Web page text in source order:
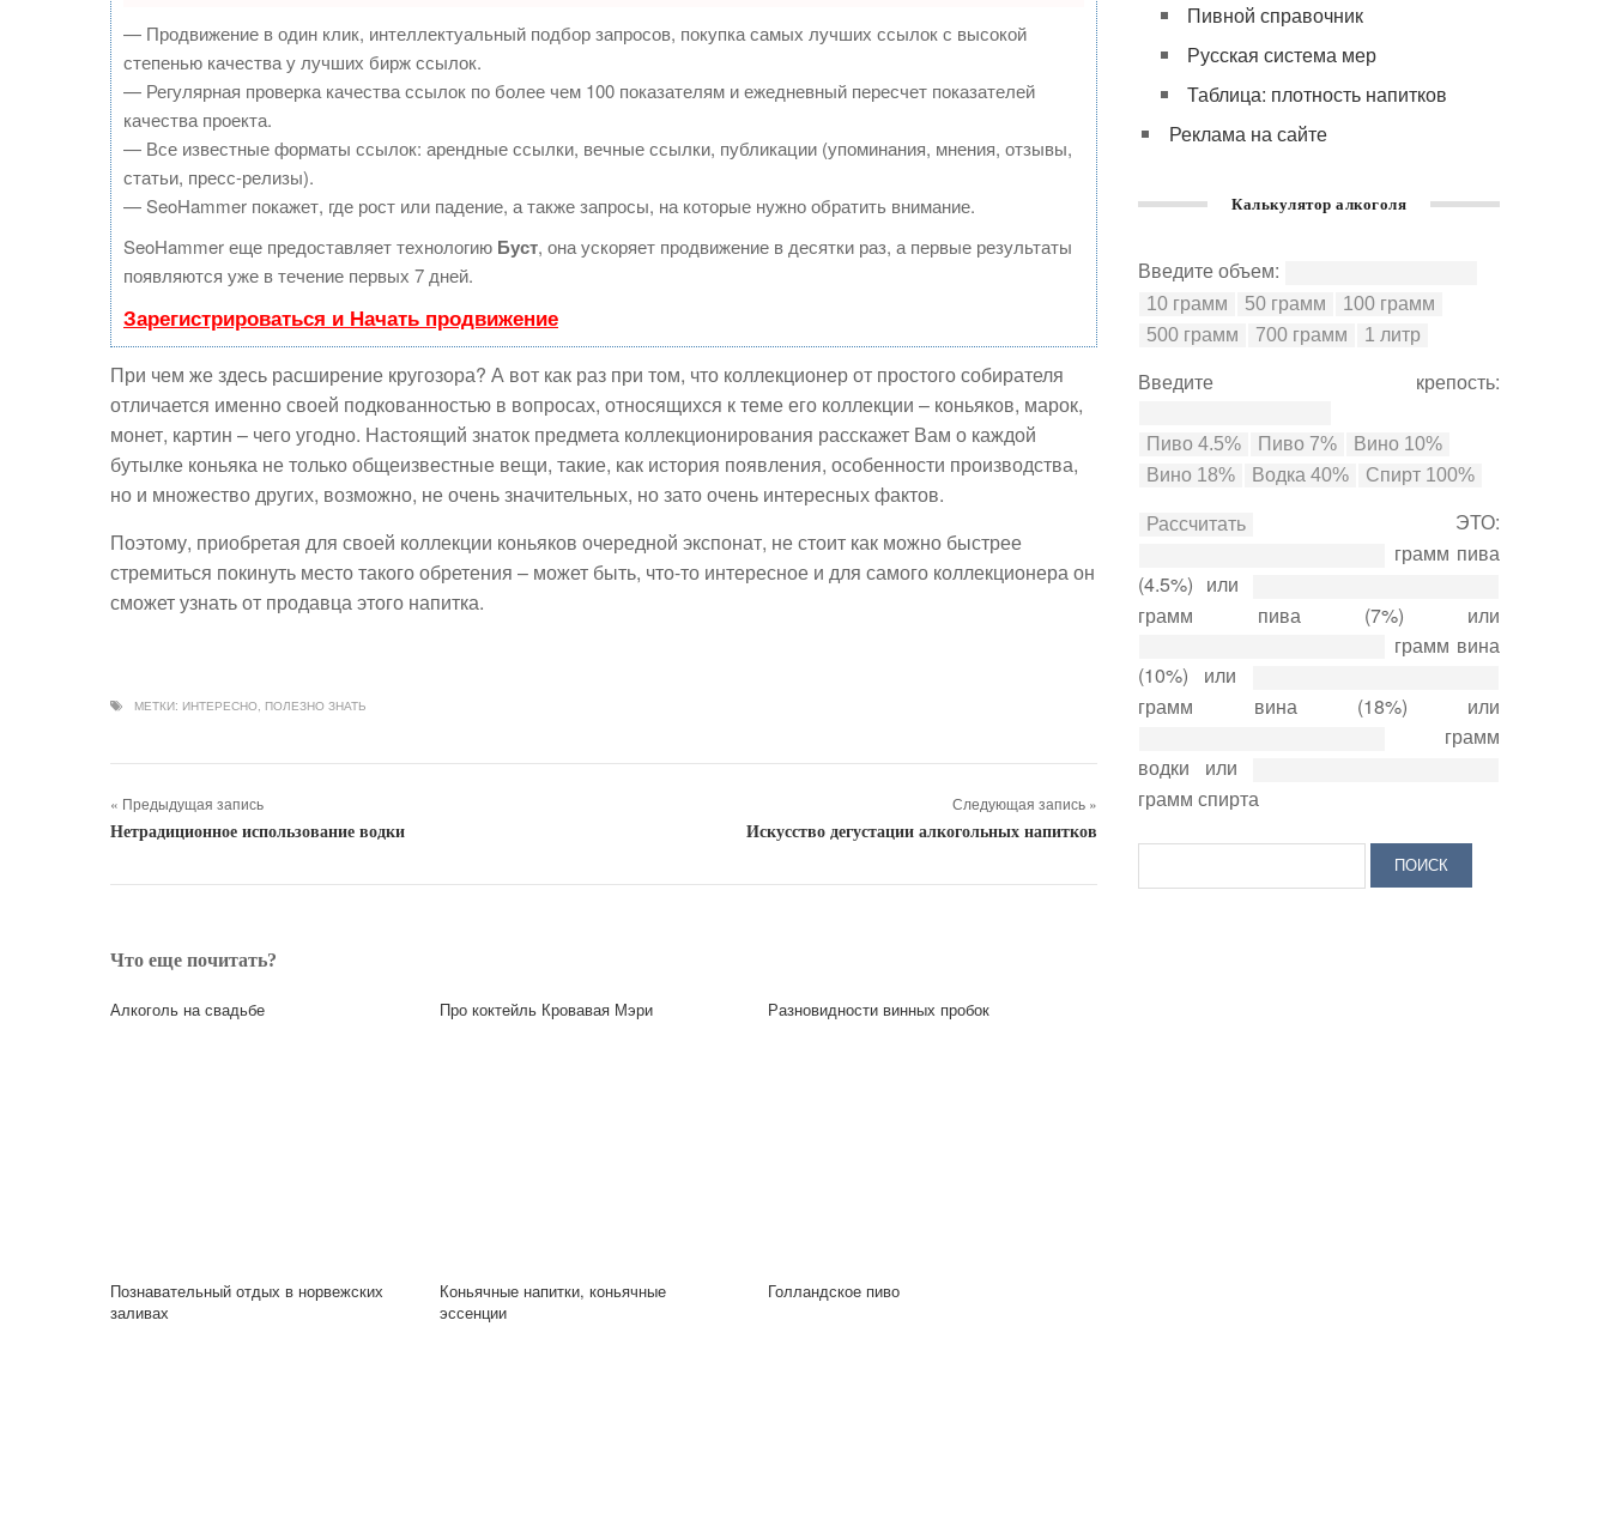
— Продвижение в один клик, интеллектуальный подбор запросов, покупка самых лучших ссылок с высокой
степенью качества у лучших бирж ссылок.
— Регулярная проверка качества ссылок по более чем 100 показателям и ежедневный пересчет показателей
качества проекта.
— Все известные форматы ссылок: арендные ссылки, вечные ссылки, публикации (упоминания, мнения, отзывы,
статьи, пресс-релизы).
— SeoHammer покажет, где рост или падение, а также запросы, на которые нужно обратить внимание.
SeoHammer еще предоставляет технологию Буст, она ускоряет продвижение в десятки раз, а первые результаты
появляются уже в течение первых 7 дней.
Зарегистрироваться и Начать продвижение
При чем же здесь расширение кругозора? А вот как раз при том, что коллекционер от простого собирателя
отличается именно своей подкованностью в вопросах, относящихся к теме его коллекции – коньяков, марок,
монет, картин – чего угодно. Настоящий знаток предмета коллекционирования расскажет Вам о каждой
бутылке коньяка не только общеизвестные вещи, такие, как история появления, особенности производства,
но и множество других, возможно, не очень значительных, но зато очень интересных фактов.
Поэтому, приобретая для своей коллекции коньяков очередной экспонат, не стоит как можно быстрее
стремиться покинуть место такого обретения – может быть, что-то интересное и для самого коллекционера он
сможет узнать от продавца этого напитка.
МЕТКИ: ИНТЕРЕСНО, ПОЛЕЗНО ЗНАТЬ
« Предыдущая запись
Нетрадиционное использование водки
Следующая запись »
Искусство дегустации алкогольных напитков
Что еще почитать?
Алкоголь на свадьбе Про коктейль Кровавая Мэри Разновидности винных пробок
Познавательный отдых в норвежских
заливах
Коньячные напитки, коньячные
эссенции
Голландское пиво
Пивной справочник
Русская система мер
Таблица: плотность напитков
Реклама на сайте
Калькулятор алкоголя
Введите объем:
Введите крепость:
ЭТО:
грамм пива
(4.5%) или
грамм пива (7%) или
грамм вина
(10%) или
грамм вина (18%) или
грамм
водки или
грамм спирта